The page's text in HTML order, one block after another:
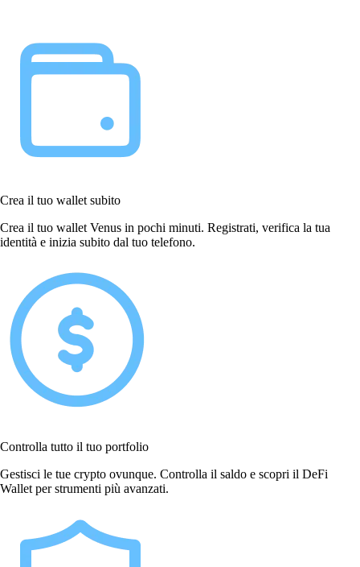
Crea il tuo wallet subito
Crea il tuo wallet Venus in pochi minuti. Registrati, verifica la tua
identità e inizia subito dal tuo telefono.
Controlla tutto il tuo portfolio
Gestisci le tue crypto ovunque. Controlla il saldo e scopri il DeFi
Wallet per strumenti più avanzati.